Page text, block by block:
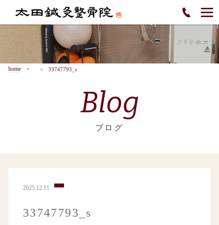
home 33747793_s
Blog
ブログ
2025.12.11
33747793_s